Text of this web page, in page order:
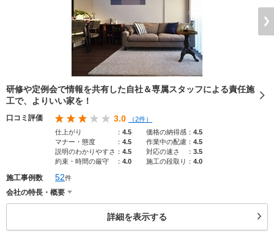
研修や定例会で情報を共有した自社＆専属スタッフによる責任施
工で、よりいい家を！
口コミ評価 3.0
（2件）
仕上がり
： 4.5 価格の納得感 ： 4.5
マナー・態度
： 4.5 作業中の配慮 ： 4.5
説明のわかりやすさ ： 4.5 対応の速さ ： 3.5
約束・時間の厳守
： 4.0 施工の段取り ： 4.0
施工事例数 52件
会社の特長・概要
詳細を表示する